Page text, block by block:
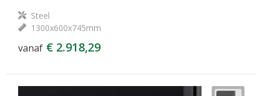
Steel
1300x600x745mm
vanaf € 2.918,29